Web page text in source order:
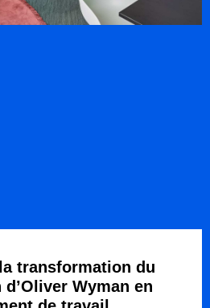
transformation du
Wyman en